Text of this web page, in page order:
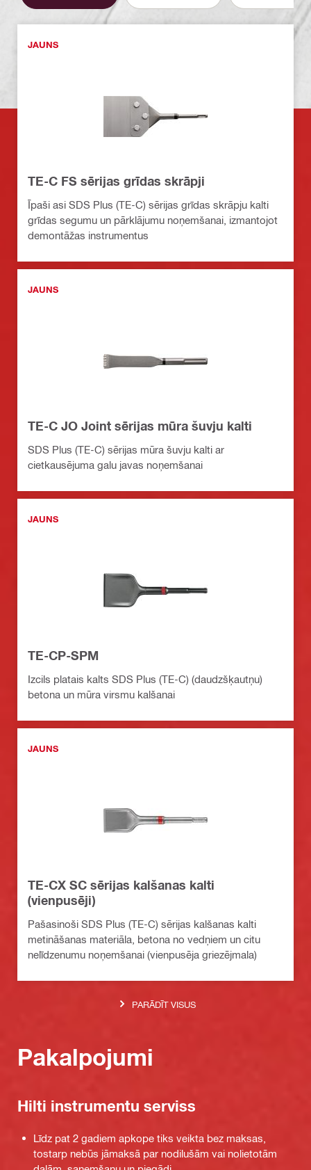
JAUNS
TE-C FS sērijas grīdas skrāpji
Īpaši asi SDS Plus (TE-C) sērijas grīdas skrāpju kalti
grīdas segumu un pārklājumu noņemšanai, izmantojot
demontāžas instrumentus
JAUNS
TE-C JO Joint sērijas mūra šuvju kalti
SDS Plus (TE-C) sērijas mūra šuvju kalti ar
cietkausējuma galu javas noņemšanai
JAUNS
TE-CP-SPM
Izcils platais kalts SDS Plus (TE-C) (daudzšķautņu)
betona un mūra virsmu kalšanai
JAUNS
TE-CX SC sērijas kalšanas kalti
(vienpusēji)
Pašasinoši SDS Plus (TE-C) sērijas kalšanas kalti
metināšanas materiāla, betona no vedņiem un citu
nelīdzenumu noņemšanai (vienpusēja griezējmala)
PARĀDĪT VISUS
Pakalpojumi
Hilti instrumentu serviss
Līdz pat 2 gadiem apkope tiks veikta bez maksas,
tostarp nebūs jāmaksā par nodilušām vai nolietotām